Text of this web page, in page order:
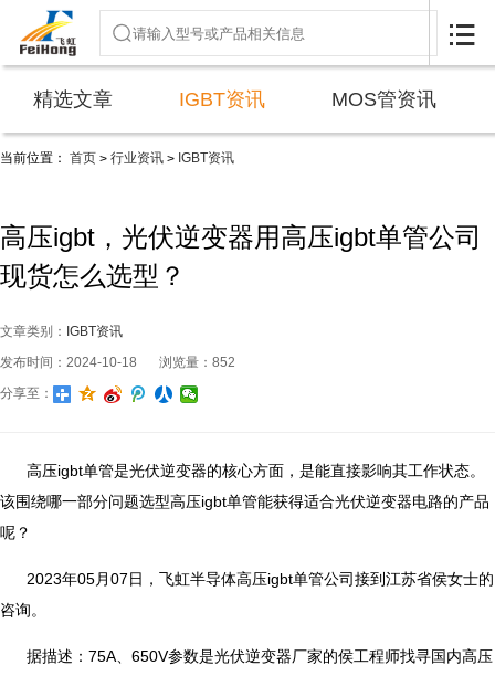

精选文章 IGBT资讯 MOS管资讯
当前位置： 首页 > 行业资讯 > IGBT资讯
高压igbt，光伏逆变器用高压igbt单管公司
现货怎么选型？
文章类别： IGBT资讯
发布时间：2024-10-18
浏览量：852
分享至：
高压igbt单管是光伏逆变器的核心方面，是能直接影响其工作状态。
该围绕哪一部分问题选型高压igbt单管能获得适合光伏逆变器电路的产品
呢？
2023年05月07日，飞虹半导体高压igbt单管公司接到江苏省侯女士的
咨询。
据描述：75A、650V参数是光伏逆变器厂家的侯工程师找寻国内高压